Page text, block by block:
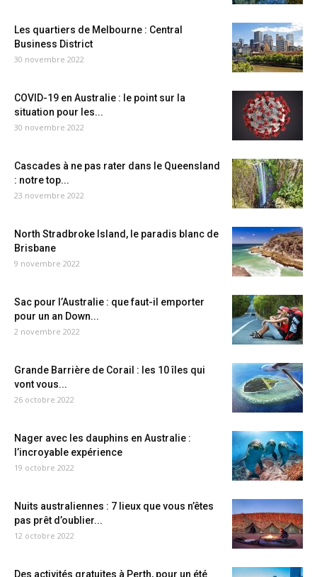
Les quartiers de Melbourne : Central
Business District
30 novembre 2022
COVID-19 en Australie : le point sur la
situation pour les...
30 novembre 2022
Cascades à ne pas rater dans le Queensland
: notre top...
23 novembre 2022
North Stradbroke Island, le paradis blanc de
Brisbane
9 novembre 2022
Sac pour l’Australie : que faut-il emporter
pour un an Down...
2 novembre 2022
Grande Barrière de Corail : les 10 îles qui
vont vous...
26 octobre 2022
Nager avec les dauphins en Australie :
l’incroyable expérience
19 octobre 2022
Nuits australiennes : 7 lieux que vous n’êtes
pas prêt d’oublier...
12 octobre 2022
Des activités gratuites à Perth, pour un été